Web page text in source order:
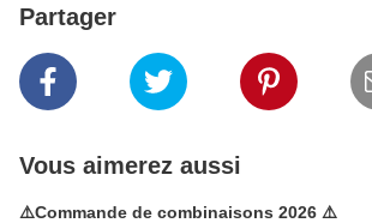
Partager
Vous aimerez aussi
⚠️Commande de combinaisons 2026 ⚠️